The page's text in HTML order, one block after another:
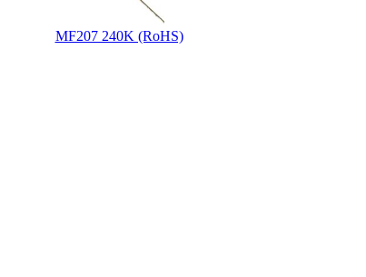
MF207 240K (RoHS)